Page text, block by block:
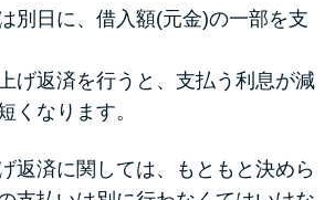
別日に、借入額(元金)の一部を支
げ返済を行うと、支払う利息が減
くなります。
返済に関しては、もともと決めら